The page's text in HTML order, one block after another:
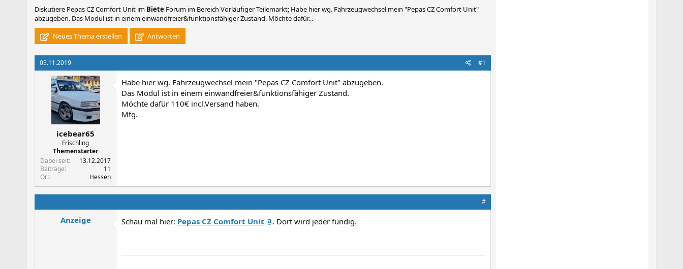
Diskutiere Pepas CZ Comfort Unit im Biete Forum im Bereich Vorläufiger Teilemarkt; Habe hier wg. Fahrzeugwechsel mein "Pepas CZ Comfort Unit"
abzugeben. Das Modul ist in einem einwandfreier&funktionsfähiger Zustand. Möchte dafür...
Neues Thema erstellen
Antworten
05.11.2019 #1
icebear65
Frischling
Themenstarter
Dabei seit
13.12.2017
Beiträge
11
Ort
Hessen
Habe hier wg. Fahrzeugwechsel mein "Pepas CZ Comfort Unit" abzugeben.
Das Modul ist in einem einwandfreier&funktionsfähiger Zustand.
Möchte dafür 110€ incl.Versand haben.
Mfg.
#
Anzeige Schau mal hier: Pepas CZ Comfort Unit . Dort wird jeder fündig.